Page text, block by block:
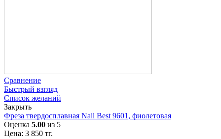
Сравнение
Быстрый взгляд
Список желаний
Закрыть
Фреза твердосплавная Nail Best 9601, фиолетовая
Оценка 5.00 из 5
Цена: 3 850 тг.